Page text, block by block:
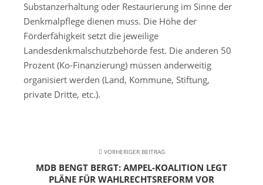
Substanzerhaltung oder Restaurierung im Sinne der
Denkmalpflege dienen muss. Die Höhe der
Förderfähigkeit setzt die jeweilige
Landesdenkmalschutzbehörde fest. Die anderen 50
Prozent (Ko-Finanzierung) müssen anderweitig
organisiert werden (Land, Kommune, Stiftung,
private Dritte, etc.).
VORHERIGER BEITRAG
MDB BENGT BERGT: AMPEL-KOALITION LEGT
PLÄNE FÜR WAHLRECHTSREFORM VOR